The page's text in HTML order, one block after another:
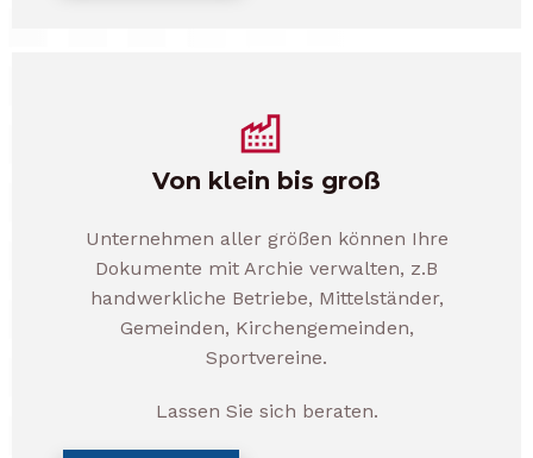
Von klein bis groß
Unternehmen aller größen können Ihre
Dokumente mit Archie verwalten, z.B
handwerkliche Betriebe, Mittelständer,
Gemeinden, Kirchengemeinden,
Sportvereine.
Lassen Sie sich beraten.